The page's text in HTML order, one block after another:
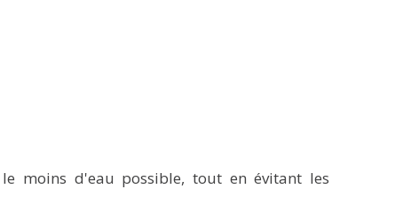
moins d'eau possible, tout en évitant les